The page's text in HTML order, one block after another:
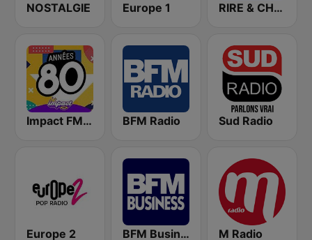
NOSTALGIE Europe 1 RIRE & CHANSONS
Impact FM - Années 80 BFM Radio Sud Radio
Europe 2 BFM Business 100.8 FM M Radio